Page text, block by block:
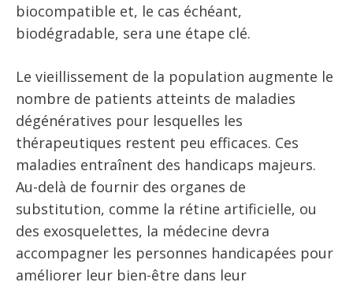
biocompatible et, le cas échéant,
biodégradable, sera une étape clé.
Le vieillissement de la population augmente le
nombre de patients atteints de maladies
dégénératives pour lesquelles les
thérapeutiques restent peu efficaces. Ces
maladies entraînent des handicaps majeurs.
Au-delà de fournir des organes de
substitution, comme la rétine artificielle, ou
des exosquelettes, la médecine devra
accompagner les personnes handicapées pour
améliorer leur bien-être dans leur